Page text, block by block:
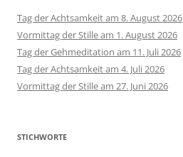
Tag der Achtsamkeit am 8. August 2026
Vormittag der Stille am 1. August 2026
Tag der Gehmeditation am 11. Juli 2026
Tag der Achtsamkeit am 4. Juli 2026
Vormittag der Stille am 27. Juni 2026
STICHWORTE